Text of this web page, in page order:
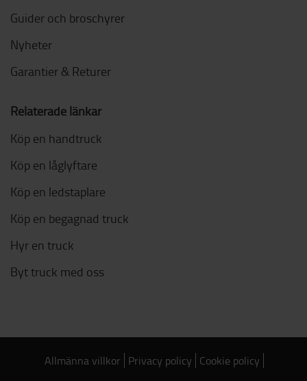
Guider och broschyrer
Nyheter
Garantier & Returer
Relaterade länkar
Köp en handtruck
Köp en låglyftare
Köp en ledstaplare
Köp en begagnad truck
Hyr en truck
Byt truck med oss
Allmänna villkor Privacy policy Cookie policy